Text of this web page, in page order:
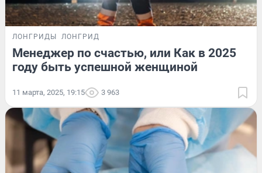
ЛОНГРИДЫ ЛОНГРИД
Менеджер по счастью, или Как в 2025
году быть успешной женщиной
11 марта, 2025, 19:15 3 963